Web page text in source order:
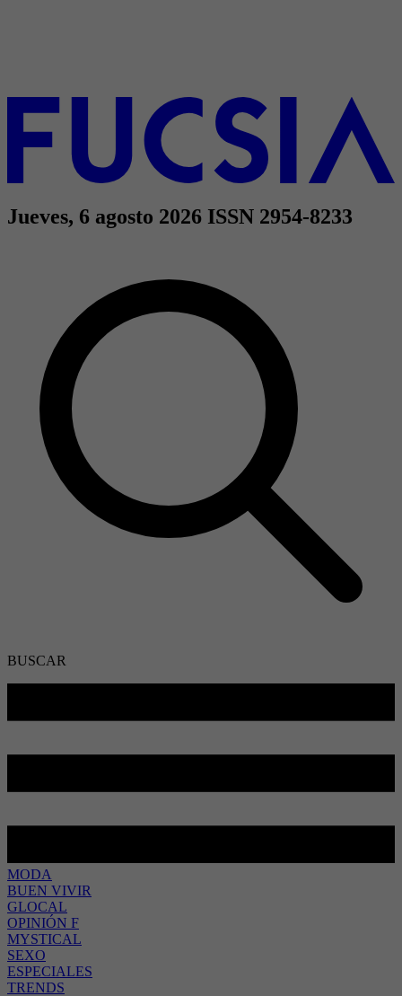
Jueves, 6 agosto 2026 ISSN 2954-8233
BUSCAR
MODA
BUEN VIVIR
GLOCAL
OPINIÓN F
MYSTICAL
SEXO
ESPECIALES
TRENDS